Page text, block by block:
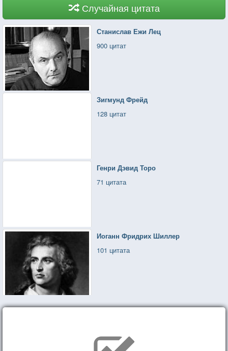
Случайная цитата
Станислав Ежи Лец
900 цитат
Зигмунд Фрейд
128 цитат
Генри Дэвид Торо
71 цитата
Иоганн Фридрих Шиллер
101 цитата